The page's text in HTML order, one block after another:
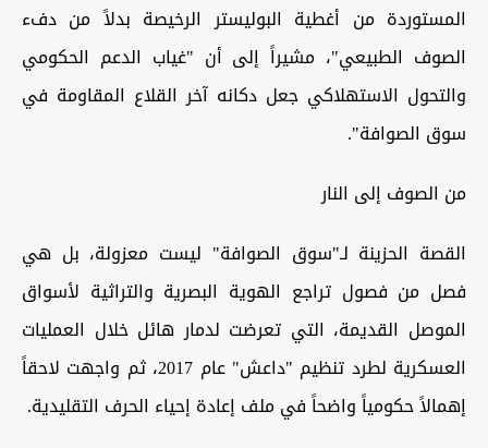
المستوردة من أغطية البوليستر الرخيصة بدلاً من دفء
الصوف الطبيعي"، مشيراً إلى أن "غياب الدعم الحكومي
والتحول الاستهلاكي جعل دكانه آخر القلاع المقاومة في
سوق الصوافة".
من الصوف إلى النار
القصة الحزينة لـ"سوق الصوافة" ليست معزولة، بل هي
فصل من فصول تراجع الهوية البصرية والتراثية لأسواق
الموصل القديمة، التي تعرضت لدمار هائل خلال العمليات
العسكرية لطرد تنظيم "داعش" عام 2017، ثم واجهت لاحقاً
إهمالاً حكومياً واضحاً في ملف إعادة إحياء الحرف التقليدية.